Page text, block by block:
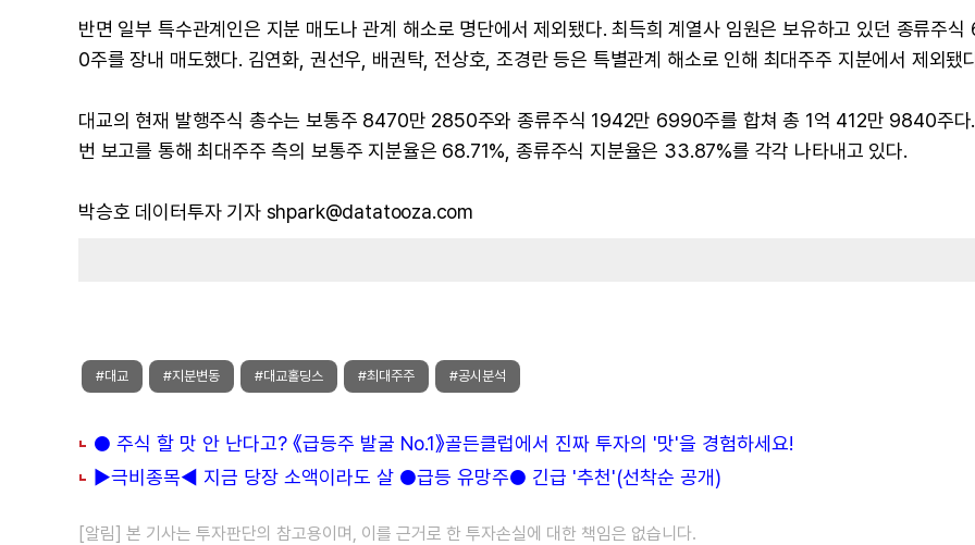
반면 일부 특수관계인은 지분 매도나 관계 해소로 명단에서 제외됐다. 최득희 계열사 임원은 보유하고 있던 종류주식
0주를 장내 매도했다. 김연화, 권선우, 배권탁, 전상호, 조경란 등은 특별관계 해소로 인해 최대주주 지분에서 제외됐
대교의 현재 발행주식 총수는 보통주 8470만 2850주와 종류주식 1942만 6990주를 합쳐 총 1억 412만 9840주다.
번 보고를 통해 최대주주 측의 보통주 지분율은 68.71%, 종류주식 지분율은 33.87%를 각각 나타내고 있다.
박승호 데이터투자 기자 shpark@datatooza.com
#대교 #지분변동 #대교홀딩스 #최대주주 #공시분석
● 주식 할 맛 안 난다고? 《급등주 발굴 No.1》골든클럽에서 진짜 투자의 '맛'을 경험하세요!
▶극비종목◀ 지금 당장 소액이라도 살 ●급등 유망주● 긴급 '추천'(선착순 공개)
[알림] 본 기사는 투자판단의 참고용이며, 이를 근거로 한 투자손실에 대한 책임은 없습니다.